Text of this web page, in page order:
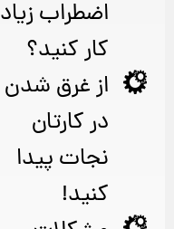
اضطراب زیاد
کار کنید؟
از غرق شدن
در کارتان
نجات پیدا
کنید!